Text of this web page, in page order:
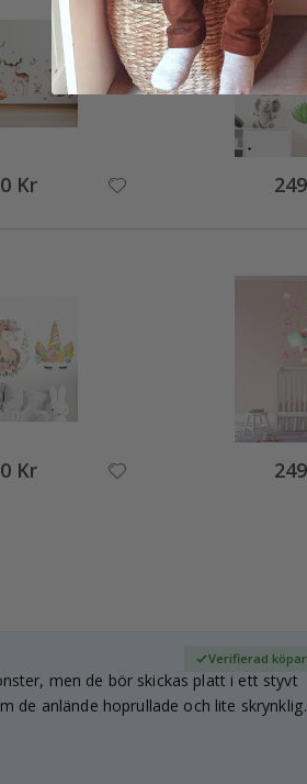
Kr
Kr
men de bör skickas platt i ett styvt
de anlände hoprullade och lite
Verifierad